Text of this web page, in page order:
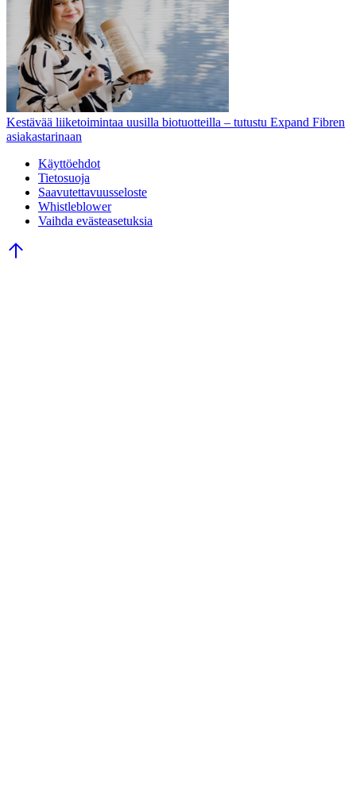
Kestävää liiketoimintaa uusilla biotuotteilla – tutustu Expand Fibren
asiakastarinaan
Käyttöehdot
Tietosuoja
Saavutettavuusseloste
Whistleblower
Vaihda evästeasetuksia